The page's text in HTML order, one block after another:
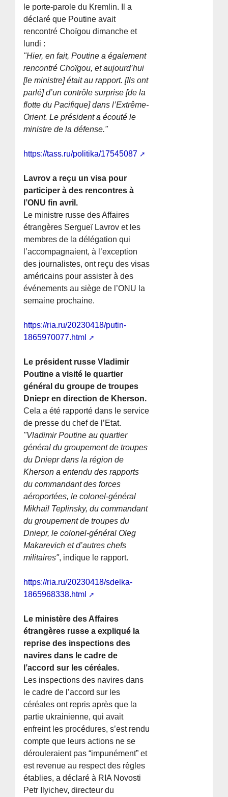
le porte-parole du Kremlin. Il a
déclaré que Poutine avait
rencontré Choïgou dimanche et
lundi :
"Hier, en fait, Poutine a également
rencontré Choïgou, et aujourd’hui
[le ministre] était au rapport. [Ils ont
parlé] d’un contrôle surprise [de la
flotte du Pacifique] dans l’Extrême-
Orient. Le président a écouté le
ministre de la défense."
https://tass.ru/politika/17545087
Lavrov a reçu un visa pour
participer à des rencontres à
l’ONU fin avril.
Le ministre russe des Affaires
étrangères Sergueï Lavrov et les
membres de la délégation qui
l’accompagnaient, à l’exception
des journalistes, ont reçu des visas
américains pour assister à des
événements au siège de l’ONU la
semaine prochaine.
https://ria.ru/20230418/putin-
1865970077.html
Le président russe Vladimir
Poutine a visité le quartier
général du groupe de troupes
Dniepr en direction de Kherson.
Cela a été rapporté dans le service
de presse du chef de l’Etat.
"Vladimir Poutine au quartier
général du groupement de troupes
du Dniepr dans la région de
Kherson a entendu des rapports
du commandant des forces
aéroportées, le colonel-général
Mikhail Teplinsky, du commandant
du groupement de troupes du
Dniepr, le colonel-général Oleg
Makarevich et d’autres chefs
militaires", indique le rapport.
https://ria.ru/20230418/sdelka-
1865968338.html
Le ministère des Affaires
étrangères russe a expliqué la
reprise des inspections des
navires dans le cadre de
l’accord sur les céréales.
Les inspections des navires dans
le cadre de l’accord sur les
céréales ont repris après que la
partie ukrainienne, qui avait
enfreint les procédures, s’est rendu
compte que leurs actions ne se
dérouleraient pas “impunément” et
est revenue au respect des règles
établies, a déclaré à RIA Novosti
Petr Ilyichev, directeur du